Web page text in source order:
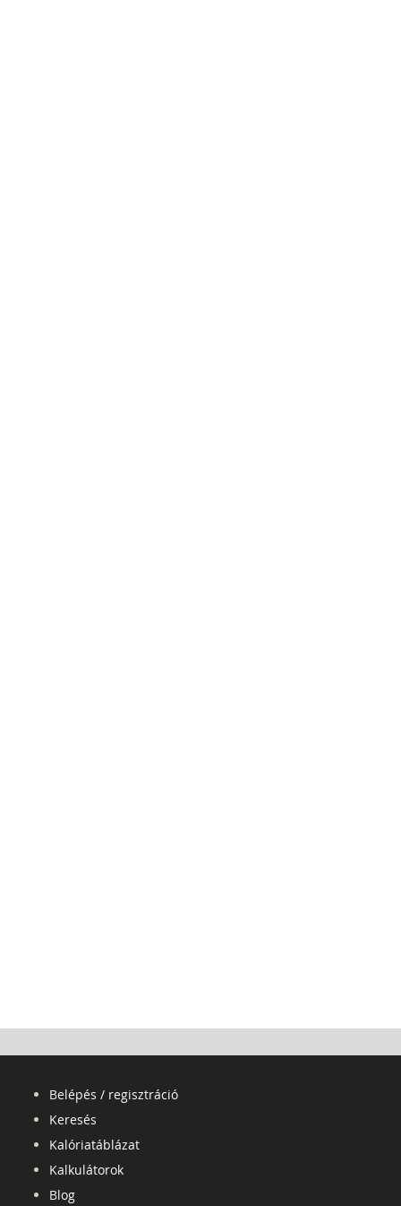
Belépés / regisztráció
Keresés
Kalóriatáblázat
Kalkulátorok
Blog